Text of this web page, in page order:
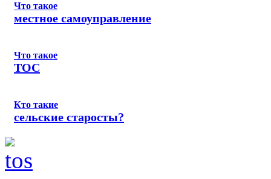
Что такое
местное самоуправление
Что такое
ТОС
Кто такие
сельские старосты?